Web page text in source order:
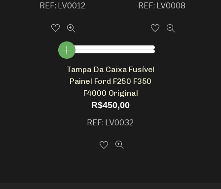
REF: LV0012 REF: LV0008
Tampa Da Caixa Fusível
Painel Ford F250 F350
F4000 Original
R$450,00
REF: LV0032